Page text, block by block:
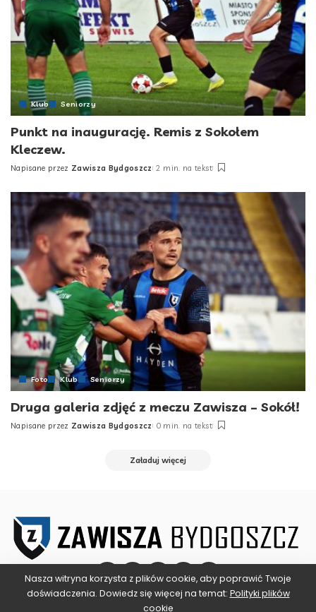
Klub Seniorzy
Punkt na inaugurację. Remis z Sokołem
Kleczew.
Posted
Napisane przez Zawisza Bydgoszcz 2 min. na tekst
Foto Klub Seniorzy
Druga galeria zdjęć z meczu Zawisza – Sokół!
Posted
Napisane przez Zawisza Bydgoszcz 0 min. na tekst
Załaduj więcej
Nasza witryna korzysta z plików cookie, aby poprawić Twoje
doświadczenia. Dowiedz się więcej na temat: Polityki plików
cookie